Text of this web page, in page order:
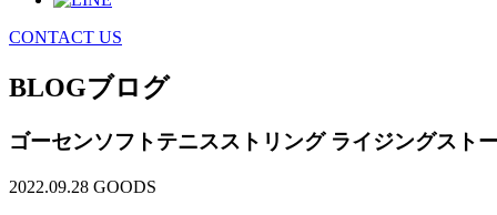
CONTACT US
BLOGブログ
ゴーセンソフトテニスストリング ライジングスト
2022.09.28 GOODS